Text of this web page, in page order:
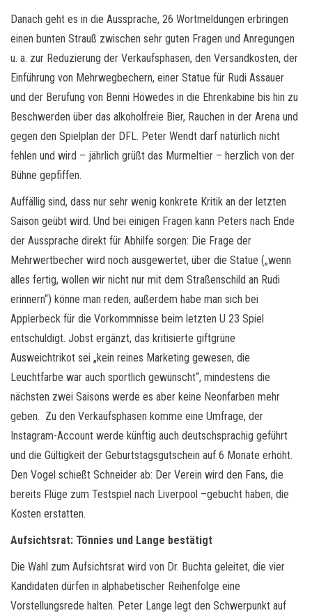
Danach geht es in die Aussprache, 26 Wortmeldungen erbringen
einen bunten Strauß zwischen sehr guten Fragen und Anregungen
u. a. zur Reduzierung der Verkaufsphasen, den Versandkosten, der
Einführung von Mehrwegbechern, einer Statue für Rudi Assauer
und der Berufung von Benni Höwedes in die Ehrenkabine bis hin zu
Beschwerden über das alkoholfreie Bier, Rauchen in der Arena und
gegen den Spielplan der DFL. Peter Wendt darf natürlich nicht
fehlen und wird – jährlich grüßt das Murmeltier – herzlich von der
Bühne gepfiffen.
Auffällig sind, dass nur sehr wenig konkrete Kritik an der letzten
Saison geübt wird. Und bei einigen Fragen kann Peters nach Ende
der Aussprache direkt für Abhilfe sorgen: Die Frage der
Mehrwertbecher wird noch ausgewertet, über die Statue („wenn
alles fertig, wollen wir nicht nur mit dem Straßenschild an Rudi
erinnern“) könne man reden, außerdem habe man sich bei
Applerbeck für die Vorkommnisse beim letzten U 23 Spiel
entschuldigt. Jobst ergänzt, das kritisierte giftgrüne
Ausweichtrikot sei „kein reines Marketing gewesen, die
Leuchtfarbe war auch sportlich gewünscht“, mindestens die
nächsten zwei Saisons werde es aber keine Neonfarben mehr
geben. Zu den Verkaufsphasen komme eine Umfrage, der
Instagram-Account werde künftig auch deutschsprachig geführt
und die Gültigkeit der Geburtstagsgutschein auf 6 Monate erhöht.
Den Vogel schießt Schneider ab: Der Verein wird den Fans, die
bereits Flüge zum Testspiel nach Liverpool –gebucht haben, die
Kosten erstatten.
Aufsichtsrat: Tönnies und Lange bestätigt
Die Wahl zum Aufsichtsrat wird von Dr. Buchta geleitet, die vier
Kandidaten dürfen in alphabetischer Reihenfolge eine
Vorstellungsrede halten. Peter Lange legt den Schwerpunkt auf